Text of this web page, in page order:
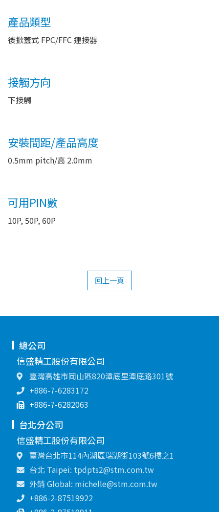
產品類型
後掀蓋式 FPC/FFC 連接器
接觸方向
下接觸
安裝間距/產品高度
0.5mm pitch/高 2.0mm
可用PIN數
10P, 50P, 60P
回上一頁
總公司
信盛精工股份有限公司
臺灣高雄市岡山區820潭底里潭底路301號
+886-7-6283172
+886-7-6282063
台北分公司
信盛精工股份有限公司
臺灣台北市114內湖區瑞湖街103號6樓之1
台北 Taipei: tpdpts2@stm.com.tw
外銷 Global: michelle@stm.com.tw
+886-2-87519922